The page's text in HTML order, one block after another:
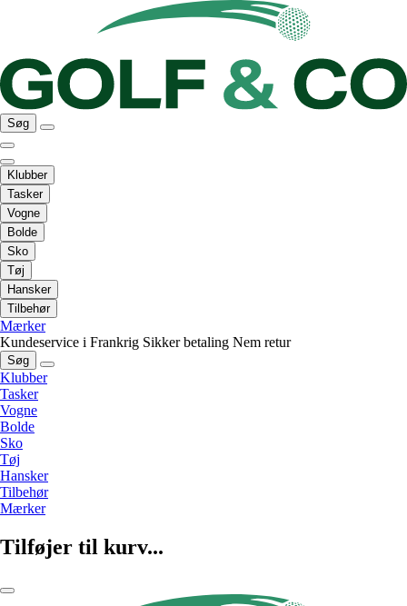
Søg
Klubber
Tasker
Vogne
Bolde
Sko
Tøj
Hansker
Tilbehør
Mærker
Kundeservice i Frankrig Sikker betaling Nem retur
Søg
Klubber
Tasker
Vogne
Bolde
Sko
Tøj
Hansker
Tilbehør
Mærker
Tilføjer til kurv...